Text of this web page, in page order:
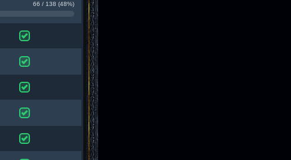
66 / 138 (48%)